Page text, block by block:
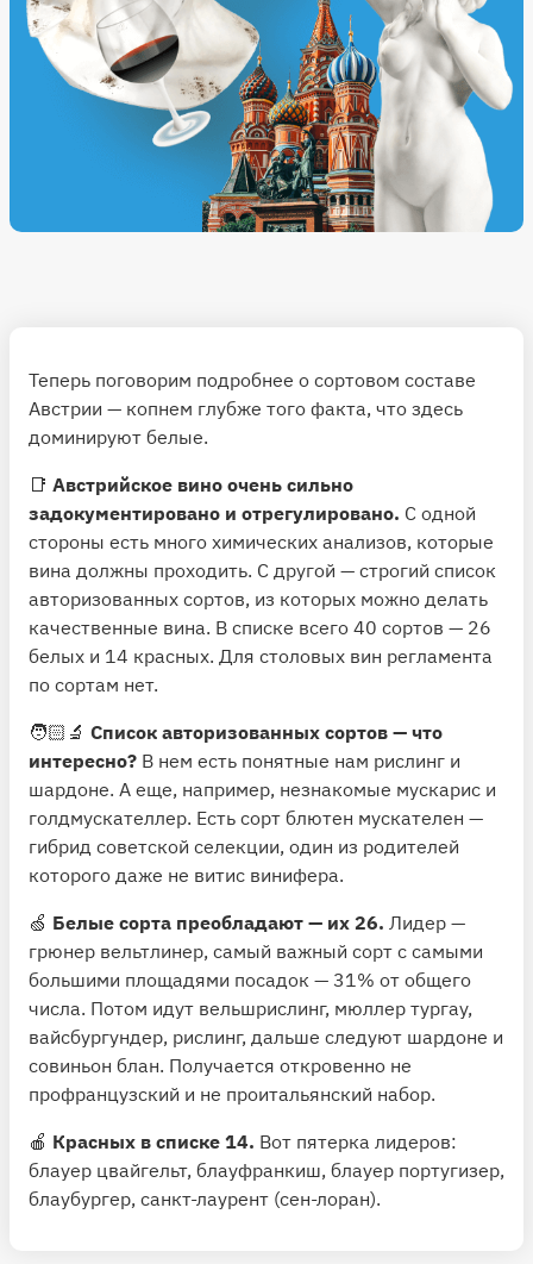
Теперь поговорим подробнее о сортовом составе
Австрии — копнем глубже того факта, что здесь
доминируют белые.
📑 Австрийское вино очень сильно
задокументировано и отрегулировано. С одной
стороны есть много химических анализов, которые
вина должны проходить. С другой — строгий список
авторизованных сортов, из которых можно делать
качественные вина. В списке всего 40 сортов — 26
белых и 14 красных. Для столовых вин регламента
по сортам нет.
🧑🏻‍🔬 Список авторизованных сортов — что
интересно? В нем есть понятные нам рислинг и
шардоне. А еще, например, незнакомые мускарис и
голдмускателлер. Есть сорт блютен мускателен —
гибрид советской селекции, один из родителей
которого даже не витис винифера.
🍏 Белые сорта преобладают — их 26. Лидер —
грюнер вельтлинер, самый важный сорт с самыми
большими площадями посадок — 31% от общего
числа. Потом идут вельшрислинг, мюллер тургау,
вайсбургундер, рислинг, дальше следуют шардоне и
совиньон блан. Получается откровенно не
профранцузский и не проитальянский набор.
🍎 Красных в списке 14. Вот пятерка лидеров:
блауер цвайгельт, блауфранкиш, блауер португизер,
блаубургер, санкт-лаурент (сен-лоран).